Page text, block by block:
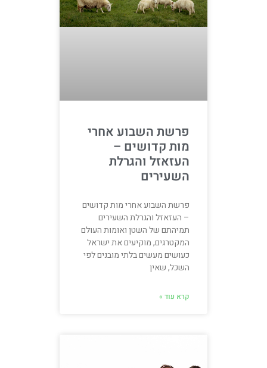
פרשת השבוע אחרי
מות קדושים –
העזאזל והגרלת
השעירים
פרשת השבוע אחרי מות קדושים
– העזאזל והגרלת השעירים
תמיהתם של השטן ואומות העולם
המקטרגים, מוקיעים את ישראל
כעושים מעשים בלתי מובנים לפי
השכל, שאין
קרא עוד »